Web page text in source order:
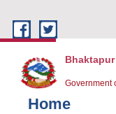
Government
Home